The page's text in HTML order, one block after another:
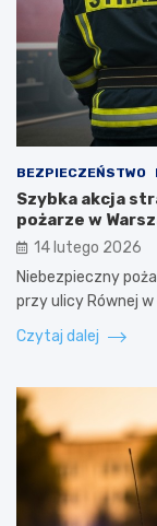
BEZPIECZEŃSTWO
Szybka akcja
pożarze w
14 lutego 2026
Niebezpieczny
przy ulicy Równej
Czytaj dalej